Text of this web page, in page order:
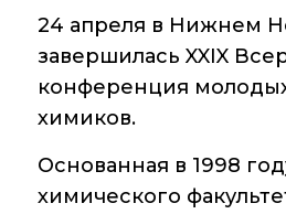
Ученый совет ИОХ
Диссертационные
советы
Совет молодых
24 апреля в Нижнем
завершилась XXIX
конференция
химиков.
Основанная в 1998
химического